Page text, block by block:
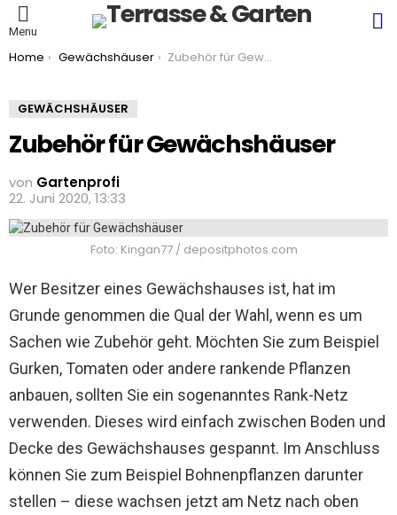
Menu
You are here:
Home Gewächshäuser Zubehör für Gewächshäuser
GEWÄCHSHÄUSER
Zubehör für Gewächshäuser
von Gartenprofi
22. Juni 2020, 13:33
Foto: Kingan77 / depositphotos.com
Wer Besitzer eines Gewächshauses ist, hat im
Grunde genommen die Qual der Wahl, wenn es um
Sachen wie Zubehör geht. Möchten Sie zum Beispiel
Gurken, Tomaten oder andere rankende Pflanzen
anbauen, sollten Sie ein sogenanntes Rank-Netz
verwenden. Dieses wird einfach zwischen Boden und
Decke des Gewächshauses gespannt. Im Anschluss
können Sie zum Beispiel Bohnenpflanzen darunter
stellen – diese wachsen jetzt am Netz nach oben